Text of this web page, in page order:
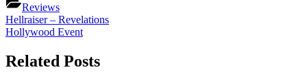
Reviews
Beitragsnavigation
Previous
Post:
Hellraiser – Revelations
Next
Hollywood Event
Related Posts